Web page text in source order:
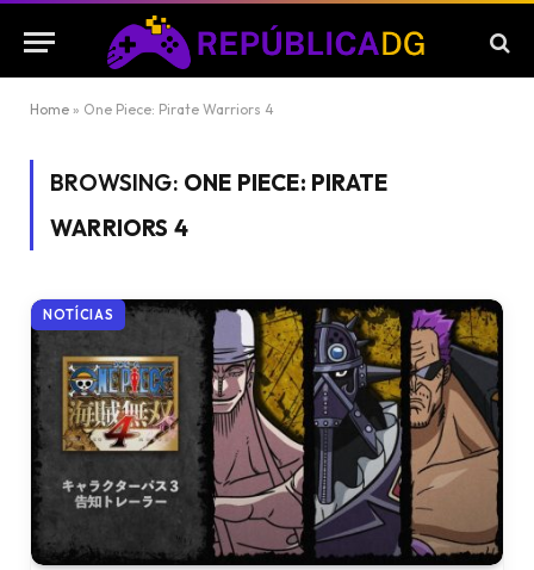
Home » One Piece: Pirate Warriors 4
BROWSING: ONE PIECE: PIRATE
WARRIORS 4
NOTÍCIAS